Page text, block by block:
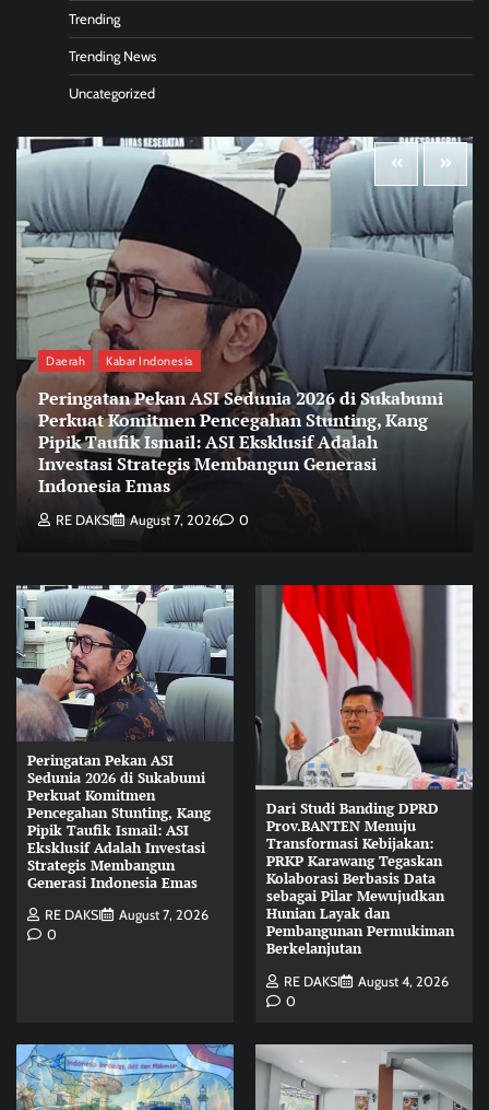
Trending
Trending News
Uncategorized
Daerah Kabar Indonesia
Peringatan Pekan ASI Sedunia 2026 di Sukabumi
Perkuat Komitmen Pencegahan Stunting, Kang
Pipik Taufik Ismail: ASI Eksklusif Adalah
Investasi Strategis Membangun Generasi
Indonesia Emas
RE DAKSI August 7, 2026 0
Peringatan Pekan ASI
Sedunia 2026 di Sukabumi
Perkuat Komitmen
Pencegahan Stunting, Kang
Pipik Taufik Ismail: ASI
Eksklusif Adalah Investasi
Strategis Membangun
Generasi Indonesia Emas
RE DAKSI
August 7, 2026
0
Dari Studi Banding DPRD
Prov.BANTEN Menuju
Transformasi Kebijakan:
PRKP Karawang Tegaskan
Kolaborasi Berbasis Data
sebagai Pilar Mewujudkan
Hunian Layak dan
Pembangunan Permukiman
Berkelanjutan
RE DAKSI
August 4, 2026
0